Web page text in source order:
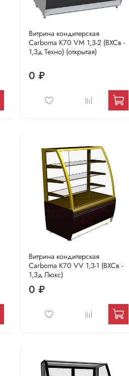
Витрина кондитерская
Carboma K70 VM 1,3-2 (ВХСв -
1,3д Техно) (открытая)
0 ₽
Витрина кондитерская
Carboma K70 VV 1,3-1 (ВХСв -
1,3д Люкс)
0 ₽